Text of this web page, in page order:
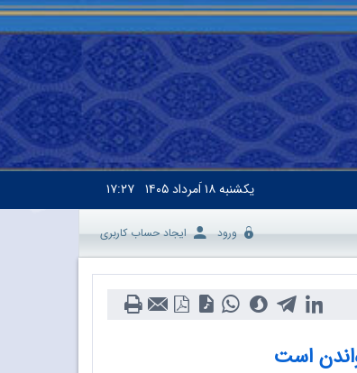
یکشنبه۱۸ اَمرداد ۱۴۰۵ ۱۷:۲۷
ورود ایجاد حساب کاربری
است